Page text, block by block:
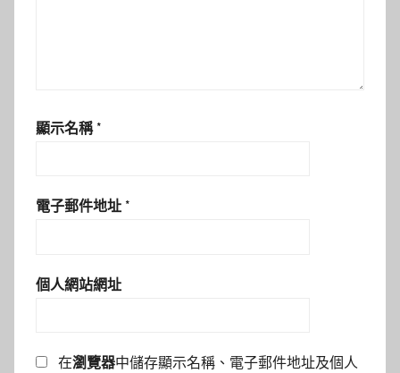
顯示名稱 *
電子郵件地址 *
個人網站網址
在瀏覽器中儲存顯示名稱、電子郵件地址及個人